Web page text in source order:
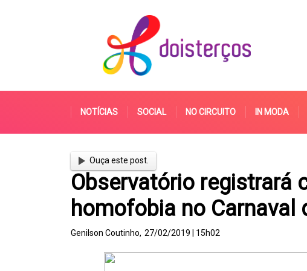
NOTÍCIAS SOCIAL NO CIRCUITO IN MODA
Ouça este post.
Observatório registrará
homofobia no Carnaval
Genilson Coutinho, 27/02/2019 | 15h02